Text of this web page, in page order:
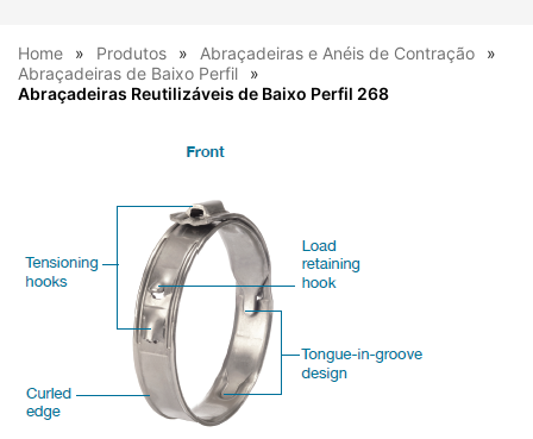
Home Produtos
Abraçadeiras e Anéis de Contração
Abraçadeiras de Baixo Perfil
Abraçadeiras Reutilizáveis de Baixo Perfil 268